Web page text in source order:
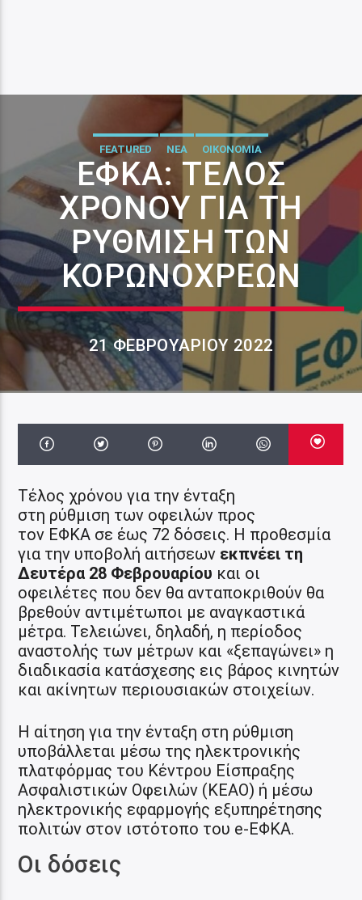
FEATURED ΝΕΑ ΟΙΚΟΝΟΜΙΑ
ΕΦΚΑ: ΤΈΛΟΣ
ΧΡΌΝΟΥ ΓΙΑ ΤΗ
ΡΎΘΜΙΣΗ ΤΩΝ
ΚΟΡΩΝΟΧΡΕΏΝ
21 ΦΕΒΡΟΥΑΡΊΟΥ 2022
Τέλος χρόνου για την ένταξη
στη ρύθμιση των οφειλών προς
τον ΕΦΚΑ σε έως 72 δόσεις. Η προθεσμία
για την υποβολή αιτήσεων εκπνέει τη
Δευτέρα 28 Φεβρουαρίου και οι
οφειλέτες που δεν θα ανταποκριθούν θα
βρεθούν αντιμέτωποι με αναγκαστικά
μέτρα. Τελειώνει, δηλαδή, η περίοδος
αναστολής των μέτρων και «ξεπαγώνει» η
διαδικασία κατάσχεσης εις βάρος κινητών
και ακίνητων περιουσιακών στοιχείων.
Η αίτηση για την ένταξη στη ρύθμιση
υποβάλλεται μέσω της ηλεκτρονικής
πλατφόρμας του Κέντρου Είσπραξης
Ασφαλιστικών Οφειλών (ΚΕΑΟ) ή μέσω
ηλεκτρονικής εφαρμογής εξυπηρέτησης
πολιτών στον ιστότοπο του e-ΕΦΚΑ.
Οι δόσεις